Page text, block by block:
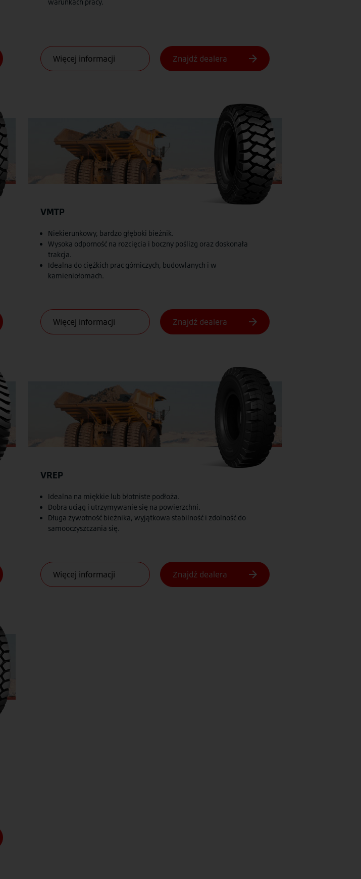
warunkach pracy.
VMTP
Niekierunkowy, bardzo głęboki bieżnik.
Wysoka odporność na rozcięcia i boczny poślizg oraz doskonała
trakcja.
Idealna do ciężkich prac górniczych, budowlanych i w
kamieniołomach.
VREP
Idealna na miękkie lub błotniste podłoża.
Dobra uciąg i utrzymywanie się na powierzchni.
Długa żywotność bieżnika, wyjątkowa stabilność i zdolność do
samooczyszczania się.